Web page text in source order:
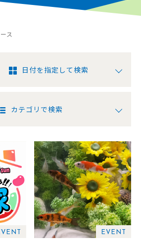
ス
日付を指定して検索
カテゴリで検索
EVENT